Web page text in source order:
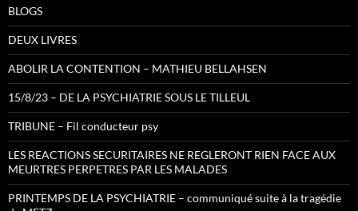
BLOGS
DEUX LIVRES
ABOLIR LA CONTENTION – MATHIEU BELLAHSEN
15/8/23 – DE LA PSYCHIATRIE SOUS LE TILLEUL
TRIBUNE – Fil conducteur psy
LES REACTIONS SECURITAIRES NE REGLERONT RIEN FACE AUX
MEURTRES PERPETRES PAR LES MALADES
PRINTEMPS DE LA PSYCHIATRIE – communiqué suite à la tragédie